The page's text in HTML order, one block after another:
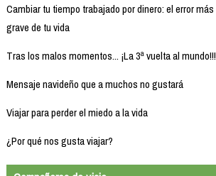
Cambiar tu tiempo trabajado por dinero: el error más
grave de tu vida
Tras los malos momentos... ¡La 3ª vuelta al mundo!!!
Mensaje navideño que a muchos no gustará
Viajar para perder el miedo a la vida
¿Por qué nos gusta viajar?